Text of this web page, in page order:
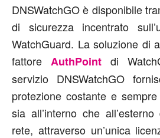
DNSWatchGO è disponibile
di sicurezza incentrato
WatchGuard. La soluzione di
fattore AuthPoint di
servizio DNSWatchGO
protezione costante e
sia all’interno che
rete, attraverso un’unica